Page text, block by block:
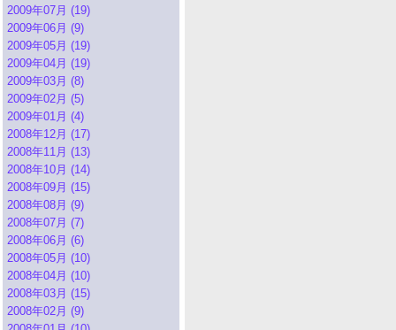
2009年07月 (19)
2009年06月 (9)
2009年05月 (19)
2009年04月 (19)
2009年03月 (8)
2009年02月 (5)
2009年01月 (4)
2008年12月 (17)
2008年11月 (13)
2008年10月 (14)
2008年09月 (15)
2008年08月 (9)
2008年07月 (7)
2008年06月 (6)
2008年05月 (10)
2008年04月 (10)
2008年03月 (15)
2008年02月 (9)